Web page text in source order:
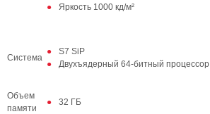
Яркость 1000 кд/м²
Система
S7 SiP
Двухъядерный 64‑битный процессор
Объем
памяти
32 ГБ